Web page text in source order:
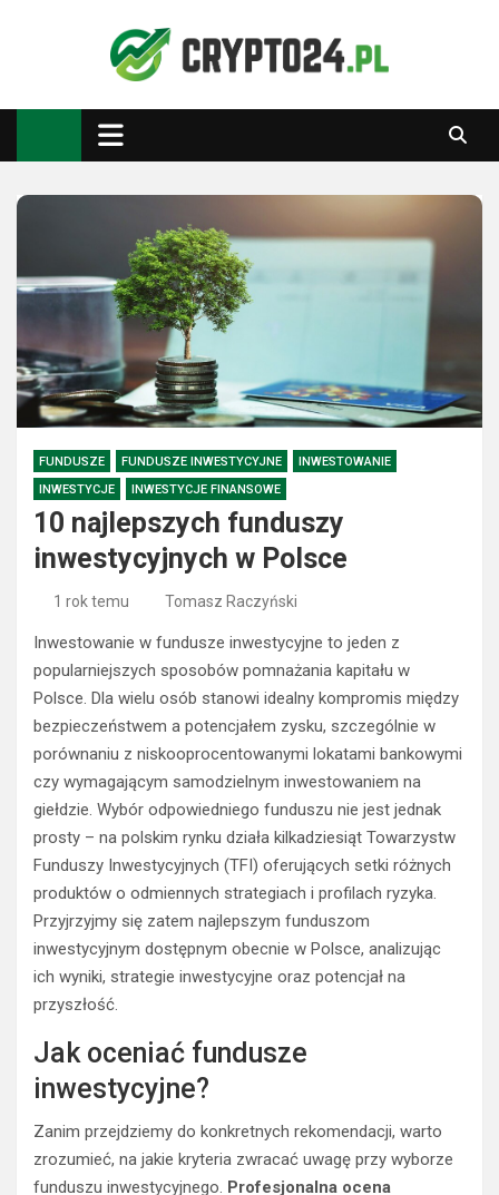
Crypto24.pl
FUNDUSZE FUNDUSZE INWESTYCYJNE
INWESTOWANIE
INWESTYCJE
INWESTYCJE FINANSOWE
10 najlepszych funduszy
inwestycyjnych w Polsce
1 rok temu Tomasz Raczyński
Inwestowanie w fundusze inwestycyjne to jeden z
popularniejszych sposobów pomnażania kapitału w
Polsce. Dla wielu osób stanowi idealny kompromis między
bezpieczeństwem a potencjałem zysku, szczególnie w
porównaniu z niskooprocentowanymi lokatami bankowymi
czy wymagającym samodzielnym inwestowaniem na
giełdzie. Wybór odpowiedniego funduszu nie jest jednak
prosty – na polskim rynku działa kilkadziesiąt Towarzystw
Funduszy Inwestycyjnych (TFI) oferujących setki różnych
produktów o odmiennych strategiach i profilach ryzyka.
Przyjrzyjmy się zatem najlepszym funduszom
inwestycyjnym dostępnym obecnie w Polsce, analizując
ich wyniki, strategie inwestycyjne oraz potencjał na
przyszłość.
Jak oceniać fundusze
inwestycyjne?
Zanim przejdziemy do konkretnych rekomendacji, warto
zrozumieć, na jakie kryteria zwracać uwagę przy wyborze
funduszu inwestycyjnego. Profesjonalna ocena